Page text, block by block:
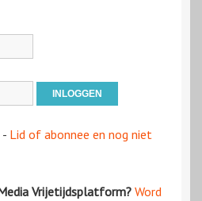
- Lid of abonnee en nog niet
Vrijetijdsplatform? Word